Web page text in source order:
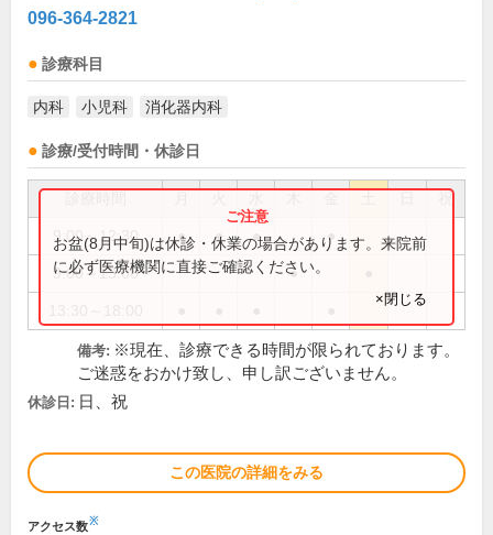
096-364-2821
診療科目
内科 小児科 消化器内科
診療/受付時間・休診日
祝
9:00～12:30 ● ● ● ●
9:00～13:00 ●
お盆(8月中旬)は休診・休業の場合があります。来院前
に必ず医療機関に直接ご確認ください。
×閉じる
備考: ※現在、診療できる時間が限られております。
ご迷惑をおかけ致し、申し訳ございません。
休診日: 日、祝
この医院の詳細をみる
アクセス数※